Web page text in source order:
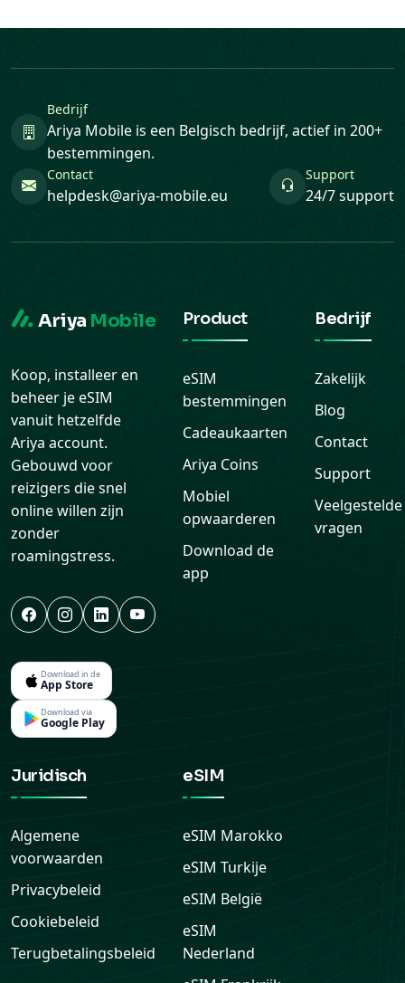
Bedrijf
Ariya Mobile is een Belgisch bedrijf, actief in 200+
bestemmingen.
Contact
helpdesk@ariya-mobile.eu
Support
24/7 support
Ariya Mobile
Koop, installeer en
beheer je eSIM
vanuit hetzelfde
Ariya account.
Gebouwd voor
reizigers die snel
online willen zijn
zonder
roamingstress.
Download in de
App Store
Download via
Google Play
Product
eSIM
bestemmingen
Cadeaukaarten
Ariya Coins
Mobiel
opwaarderen
Download de
app
Bedrijf
Zakelijk
Blog
Contact
Support
Veelgestelde
vragen
Juridisch
Algemene
voorwaarden
Privacybeleid
Cookiebeleid
Terugbetalingsbeleid
eSIM
eSIM Marokko
eSIM Turkije
eSIM België
eSIM
Nederland